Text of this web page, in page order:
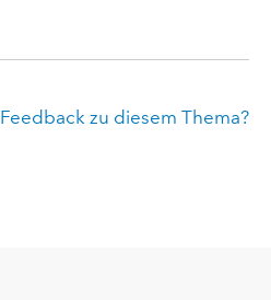
Feedback zu diesem Thema?